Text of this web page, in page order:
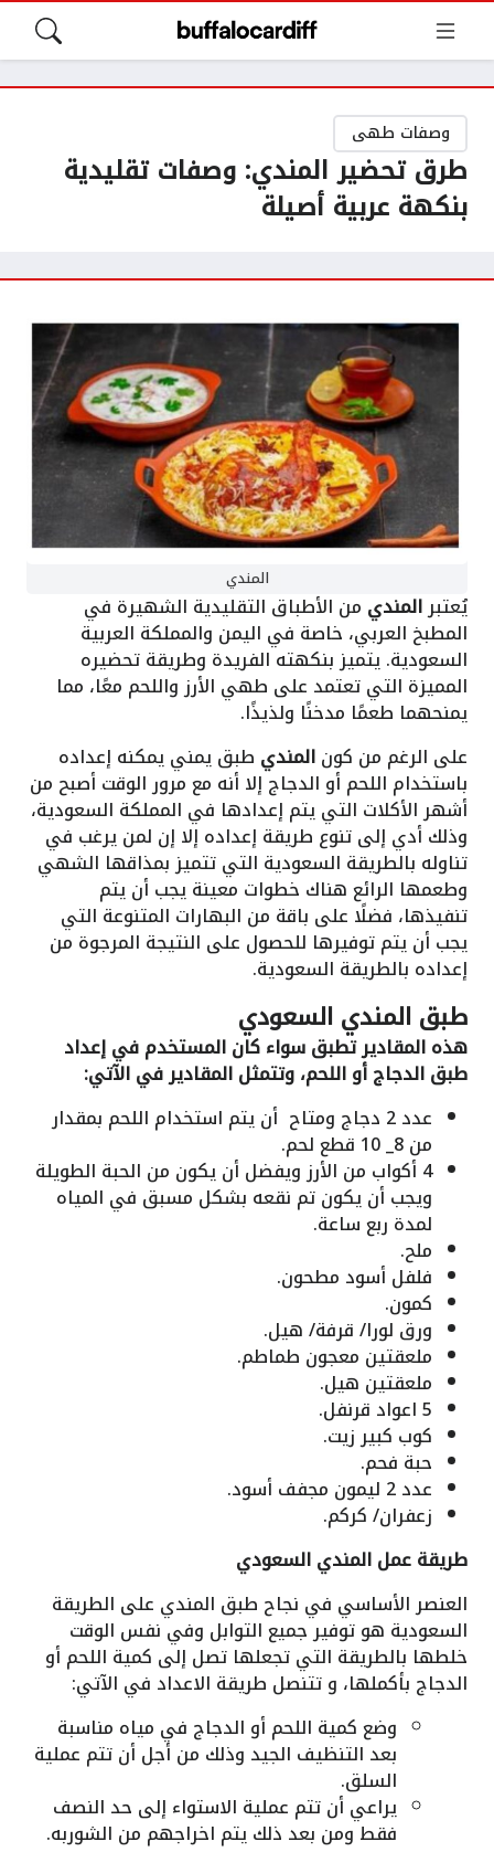
وصفات طهى
طرق تحضير المندي: وصفات تقليدية
بنكهة عربية أصيلة
المندي
يُعتبرالمندي من الأطباق التقليدية الشهيرة في
المطبخ العربي، خاصة في اليمن والمملكة العربية
السعودية. يتميز بنكهته الفريدة وطريقة تحضيره
المميزة التي تعتمد على طهي الأرز واللحم معًا، مما
يمنحهما طعمًا مدخنًا ولذيذًا.
على الرغم من كونالمندي طبق يمني يمكنه إعداده
باستخدام اللحم أو الدجاج إلا أنه مع مرور الوقت أصبح من
أشهر الأكلات التي يتم إعدادها في المملكة السعودية،
وذلك أدي إلى تنوع طريقة إعداده إلا إن لمن يرغب في
تناوله بالطريقة السعودية التي تتميز بمذاقها الشهي
وطعمها الرائع هناك خطوات معينة يجب أن يتم
تنفيذها، فضلًا على باقة من البهارات المتنوعة التي
يجب أن يتم توفيرها للحصول على النتيجة المرجوة من
إعداده بالطريقة السعودية.
طبق المندي السعودي
هذه المقادير تطبق سواء كان المستخدم في إعداد
طبق الدجاج أو اللحم، وتتمثل المقادير في الآتي:
عدد 2 دجاج ومتاح أن يتم استخدام اللحم بمقدار
من 8_ 10 قطع لحم.
4 أكواب من الأرز ويفضل أن يكون من الحبة الطويلة
ويجب أن يكون تم نقعه بشكل مسبق في المياه
لمدة ربع ساعة.
ملح.
فلفل أسود مطحون.
كمون.
ورق لورا/ قرفة/ هيل.
ملعقتين معجون طماطم.
ملعقتين هيل.
5 اعواد قرنفل.
كوب كبير زيت.
حبة فحم.
عدد 2 ليمون مجفف أسود.
زعفران/ كركم.
طريقة عمل المندي السعودي
العنصر الأساسي في نجاح طبق المندي على الطريقة
السعودية هو توفير جميع التوابل وفي نفس الوقت
خلطها بالطريقة التي تجعلها تصل إلى كمية اللحم أو
الدجاج بأكملها، و تتنصل طريقة الاعداد في الآتي:
وضع كمية اللحم أو الدجاج في مياه مناسبة
بعد التنظيف الجيد وذلك من أجل أن تتم عملية
السلق.
يراعي أن تتم عملية الاستواء إلى حد النصف
فقط ومن بعد ذلك يتم اخراجهم من الشوربه.